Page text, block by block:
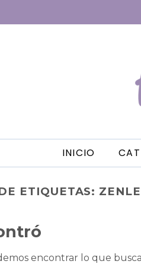
INICIO
ETIQUETAS:
encontrar lo que